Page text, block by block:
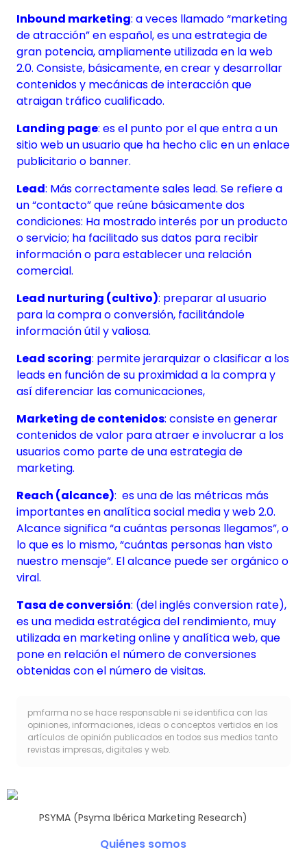
Inbound marketing: a veces llamado “marketing
de atracción” en español, es una estrategia de
gran potencia, ampliamente utilizada en la web
2.0. Consiste, básicamente, en crear y desarrollar
contenidos y mecánicas de interacción que
atraigan tráfico cualificado.
Landing page: es el punto por el que entra a un
sitio web un usuario que ha hecho clic en un enlace
publicitario o banner.
Lead: Más correctamente sales lead. Se refiere a
un “contacto” que reúne básicamente dos
condiciones: Ha mostrado interés por un producto
o servicio; ha facilitado sus datos para recibir
información o para establecer una relación
comercial.
Lead nurturing (cultivo): preparar al usuario
para la compra o conversión, facilitándole
información útil y valiosa.
Lead scoring: permite jerarquizar o clasificar a los
leads en función de su proximidad a la compra y
así diferenciar las comunicaciones,
Marketing de contenidos: consiste en generar
contenidos de valor para atraer e involucrar a los
usuarios como parte de una estrategia de
marketing.
Reach (alcance): es una de las métricas más
importantes en analítica social media y web 2.0.
Alcance significa “a cuántas personas llegamos”, o
lo que es lo mismo, “cuántas personas han visto
nuestro mensaje”. El alcance puede ser orgánico o
viral.
Tasa de conversión: (del inglés conversion rate),
es una medida estratégica del rendimiento, muy
utilizada en marketing online y analítica web, que
pone en relación el número de conversiones
obtenidas con el número de visitas.
pmfarma no se hace responsable ni se identifica con las
opiniones, informaciones, ideas o conceptos vertidos en los
artículos de opinión publicados en todos sus medios tanto
revistas impresas, digitales y web.
PSYMA (Psyma Ibérica Marketing Research)
Quiénes somos